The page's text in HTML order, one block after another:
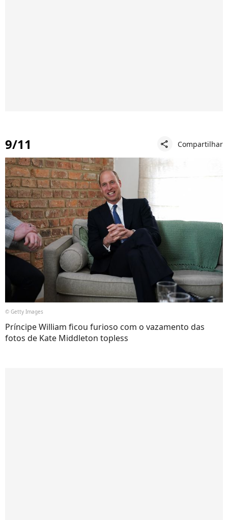
9/11 share Compartilhar
© Getty Images
Príncipe William ficou furioso com o vazamento das
fotos de Kate Middleton topless